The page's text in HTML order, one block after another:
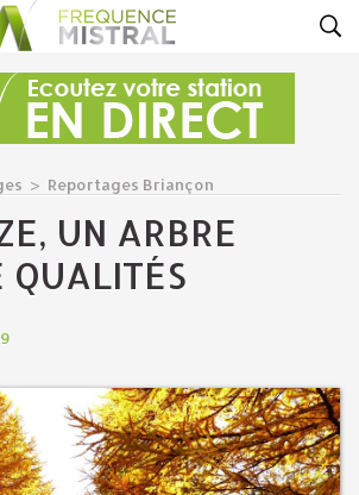
> Reportages Briançon
UN ARBRE
QUALITÉS